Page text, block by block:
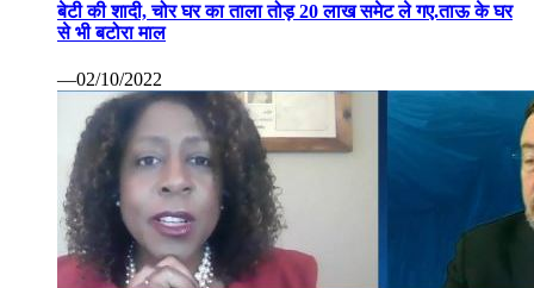
बेटी की शादी, चोर घर का ताला तोड़ 20 लाख समेट ले गए.ताऊ के घर
से भी बटोरा माल
—02/10/2022